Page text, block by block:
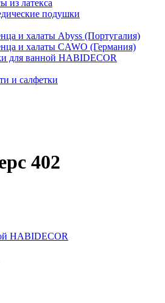
из латекса
подушки
и халаты Abyss (Португалия)
и халаты CAWO (Германия)
для ванной HABIDECOR
и салфетки
402
HABIDECOR